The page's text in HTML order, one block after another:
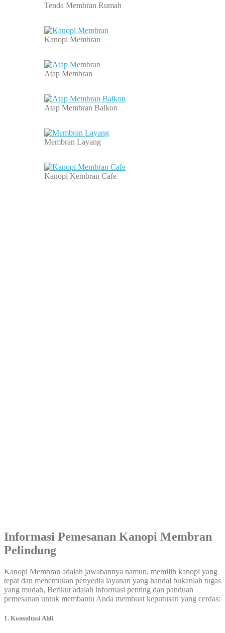
Tenda Membran Rumah
Kanopi Membran
Atap Membran
Atap Membran Balkon
Membran Layang
Kanopi Kembran Cafe
Informasi Pemesanan Kanopi Membran
Pelindung
Kanopi Membran adalah jawabannya namun, memilih kanopi yang
tepat dan menemukan penyedia layanan yang handal bukanlah tugas
yang mudah, Berikut adalah informasi penting dan panduan
pemesanan untuk membantu Anda membuat keputusan yang cerdas:
1. Konsultasi Ahli